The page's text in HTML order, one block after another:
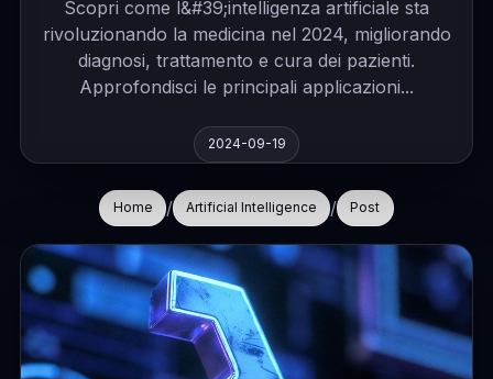
Scopri come l&#39;intelligenza artificiale sta
rivoluzionando la medicina nel 2024, migliorando
diagnosi, trattamento e cura dei pazienti.
Approfondisci le principali applicazioni...
2024-09-19
Home / Artificial Intelligence / Post